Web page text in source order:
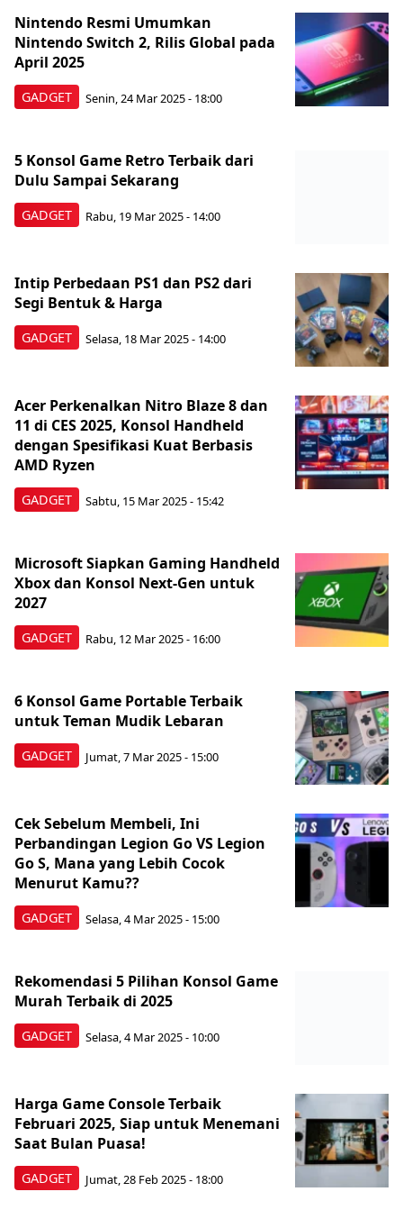
GADGET
Nintendo Resmi Umumkan
Nintendo Switch 2, Rilis Global pada
April 2025
Senin, 24 Mar 2025 - 18:00
GADGET
5 Konsol Game Retro Terbaik dari
Dulu Sampai Sekarang
Rabu, 19 Mar 2025 - 14:00
GADGET
Intip Perbedaan PS1 dan PS2 dari
Segi Bentuk & Harga
Selasa, 18 Mar 2025 - 14:00
GADGET
Acer Perkenalkan Nitro Blaze 8 dan
11 di CES 2025, Konsol Handheld
dengan Spesifikasi Kuat Berbasis
AMD Ryzen
Sabtu, 15 Mar 2025 - 15:42
GADGET
Microsoft Siapkan Gaming Handheld
Xbox dan Konsol Next-Gen untuk
2027
Rabu, 12 Mar 2025 - 16:00
GADGET
6 Konsol Game Portable Terbaik
untuk Teman Mudik Lebaran
Jumat, 7 Mar 2025 - 15:00
GADGET
Cek Sebelum Membeli, Ini
Perbandingan Legion Go VS Legion
Go S, Mana yang Lebih Cocok
Menurut Kamu??
Selasa, 4 Mar 2025 - 15:00
GADGET
Rekomendasi 5 Pilihan Konsol Game
Murah Terbaik di 2025
Selasa, 4 Mar 2025 - 10:00
GADGET
Harga Game Console Terbaik
Februari 2025, Siap untuk Menemani
Saat Bulan Puasa!
Jumat, 28 Feb 2025 - 18:00